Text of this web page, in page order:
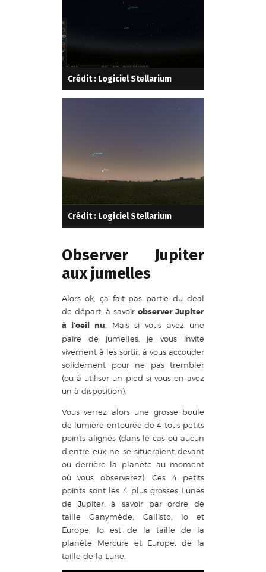
Crédit : Logiciel Stellarium
Crédit : Logiciel Stellarium
Observer Jupiter
aux jumelles
Alors ok, ça fait pas partie du deal
de départ, à savoir observer Jupiter
à l’oeil nu. Mais si vous avez une
paire de jumelles, je vous invite
vivement à les sortir, à vous accouder
solidement pour ne pas trembler
(ou à utiliser un pied si vous en avez
un à disposition).
Vous verrez alors une grosse boule
de lumière entourée de 4 tous petits
points alignés (dans le cas où aucun
d’entre eux ne se situeraient devant
ou derrière la planète au moment
où vous observerez). Ces 4 petits
points sont les 4 plus grosses Lunes
de Jupiter, à savoir par ordre de
taille Ganymède, Callisto, Io et
Europe. Io est de la taille de la
planète Mercure et Europe, de la
taille de la Lune.